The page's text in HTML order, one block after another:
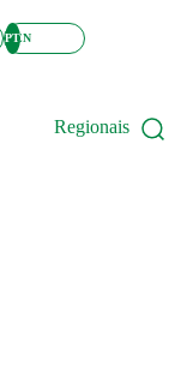
PTEN
Regionais